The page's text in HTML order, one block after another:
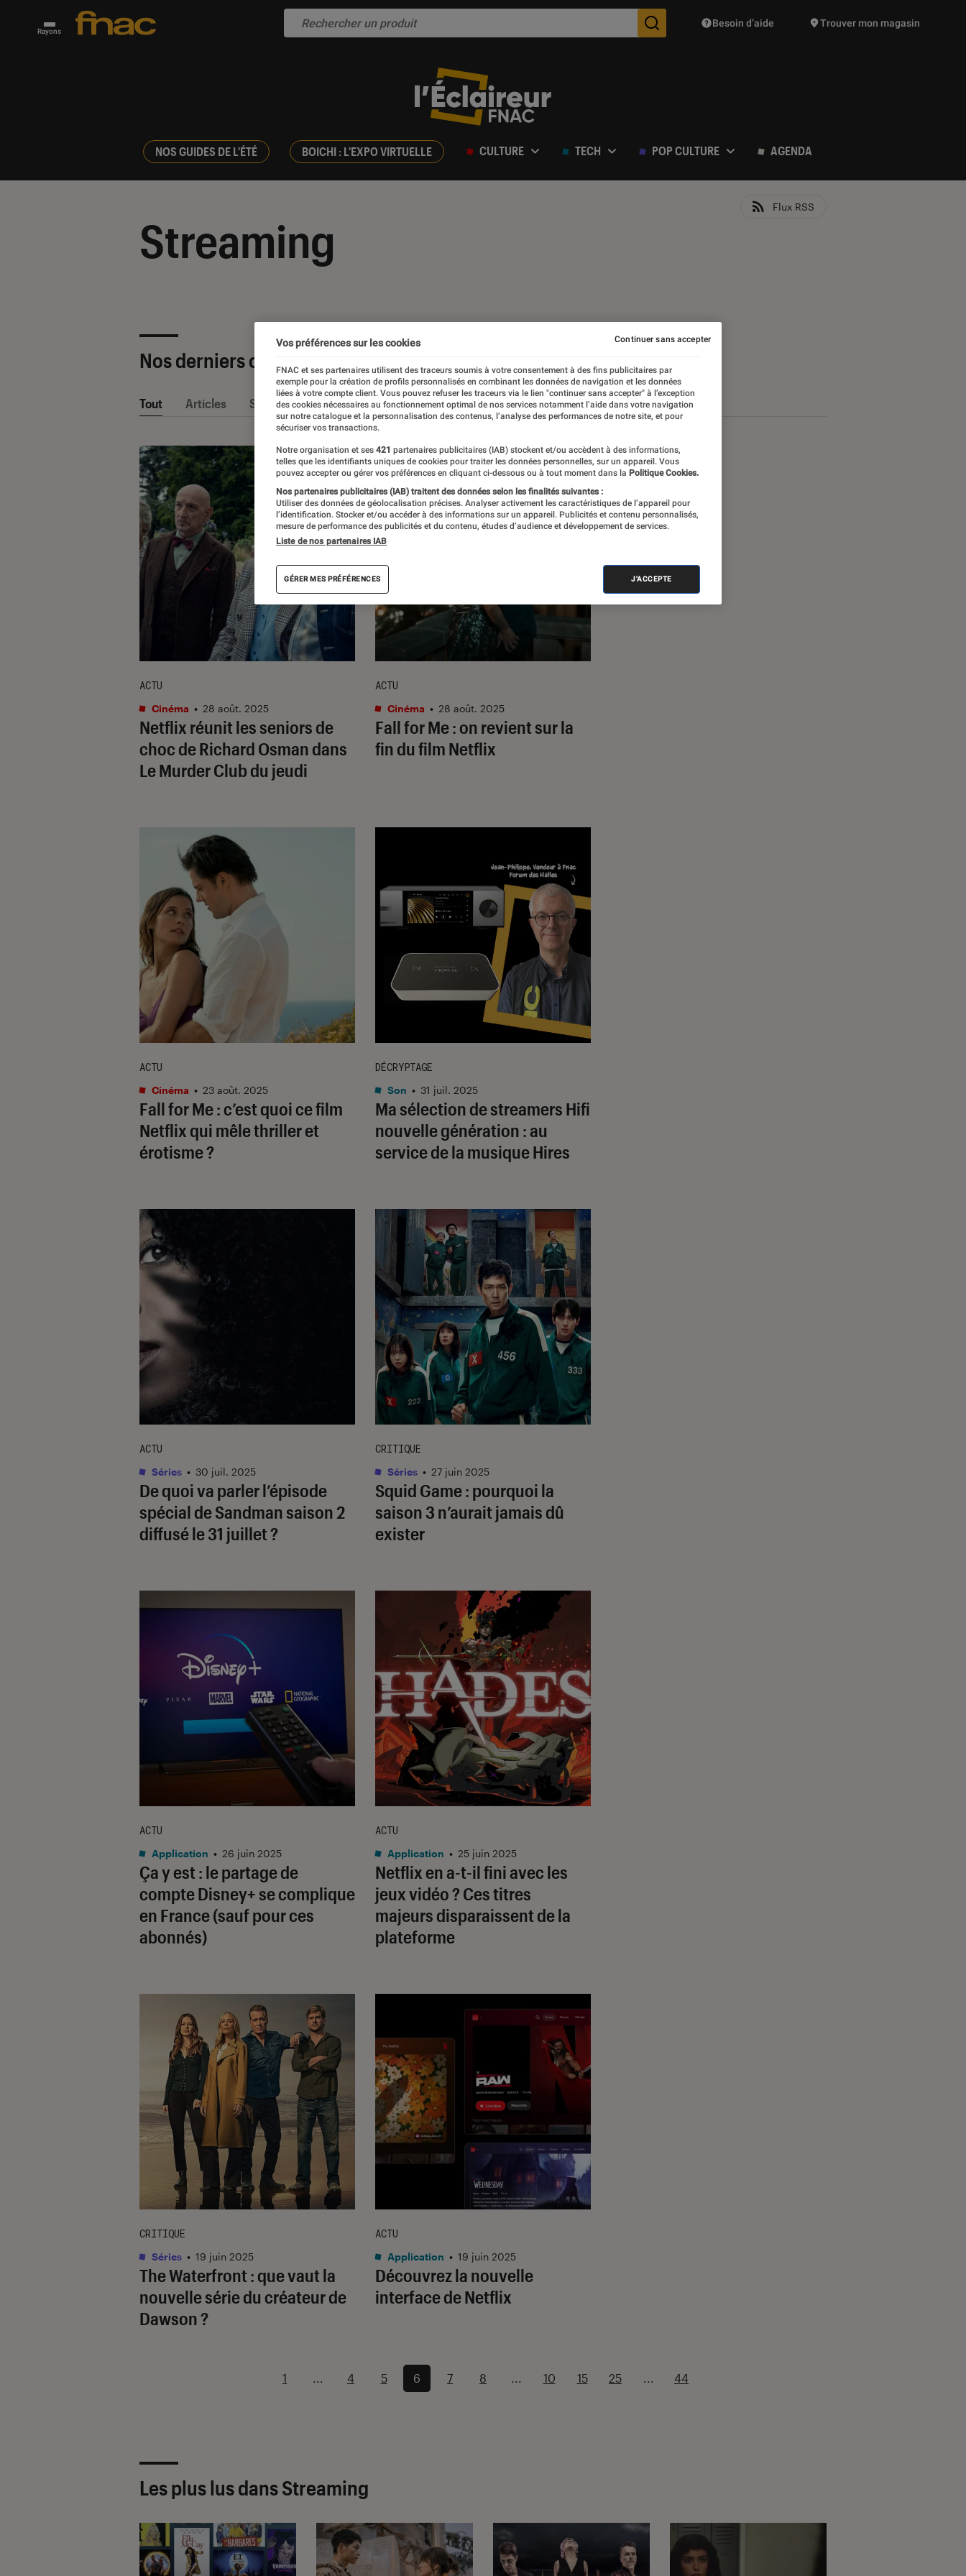
Rayons Des suggestions de produits vont vous être proposées
Besoin d’aide Trouver mon magasin
NOS GUIDES DE L'ÉTÉ BOICHI : L'EXPO VIRTUELLE CULTURE TECH POP CULTURE AGENDA
Streaming
Flux RSS
Nos derniers contenus
Tout Articles Sélections et guides Tests
Netflix réunit les seniors de
choc de Richard Osman dans
Le Murder Club du jeudi
ACTU
Cinéma • 28 août. 2025
Fall for Me: on revient sur la
fin du film Netflix
ACTU
Cinéma • 28 août. 2025
Fall for Me: c’est quoi ce film
Netflix qui mêle thriller et
érotisme ?
ACTU
Cinéma • 23 août. 2025
Ma sélection de streamers Hifi
nouvelle génération : au
service de la musique Hires
DÉCRYPTAGE
Son • 31 juil. 2025
De quoi va parler l’épisode
spécial deSandmansaison 2
diffusé le 31 juillet ?
ACTU
Séries • 30 juil. 2025
Squid Game: pourquoi la
saison 3 n’aurait jamais dû
exister
CRITIQUE
Séries • 27 juin 2025
Ça y est : le partage de
compte Disney+ se complique
en France (sauf pour ces
abonnés)
ACTU
Application • 26 juin 2025
Netflix en a-t-il fini avec les
jeux vidéo ? Ces titres
majeurs disparaissent de la
plateforme
ACTU
Application • 25 juin 2025
The Waterfront : que vaut la
nouvelle série du créateur de
Dawson?
CRITIQUE
Séries • 19 juin 2025
Découvrez la nouvelle
interface de Netflix
ACTU
Application • 19 juin 2025
1 ... 4 5 6 7 8 ... 10 15 25 ... 44
Les plus lus dans Streaming
Vos préférences sur les cookies
FNAC et ses partenaires utilisent des traceurs soumis à votre consentement à des fins publicitaires par
exemple pour la création de profils personnalisés en combinant les données de navigation et les données
liées à votre compte client. Vous pouvez refuser les traceurs via le lien "continuer sans accepter" à l’exception
des cookies nécessaires au fonctionnement optimal de nos services notamment l’aide dans votre navigation
sur notre catalogue et la personnalisation des contenus, l’analyse des performances de notre site, et pour
sécuriser vos transactions.
Notre organisation et ses 421 partenaires publicitaires (IAB) stockent et/ou accèdent à des informations,
telles que les identifiants uniques de cookies pour traiter les données personnelles, sur un appareil. Vous
pouvez accepter ou gérer vos préférences en cliquant ci-dessous ou à tout moment dans la Politique Cookies.
Nos partenaires publicitaires (IAB) traitent des données selon les finalités suivantes :
Utiliser des données de géolocalisation précises. Analyser activement les caractéristiques de l’appareil pour
l’identification. Stocker et/ou accéder à des informations sur un appareil. Publicités et contenu personnalisés,
mesure de performance des publicités et du contenu, études d’audience et développement de services.
Liste de nos partenaires IAB
GÉRER MES PRÉFÉRENCES J'ACCEPTE
Continuer sans accepter